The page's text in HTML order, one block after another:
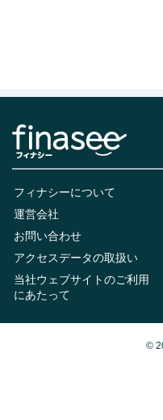
フィナシーについて
運営会社
お問い合わせ
アクセスデータの取扱い
当社ウェブサイトのご利用
にあたって
©